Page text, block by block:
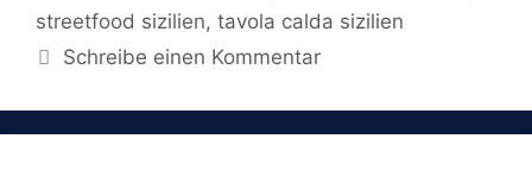
streetfood sizilien, tavola calda sizilien
Schreibe einen Kommentar